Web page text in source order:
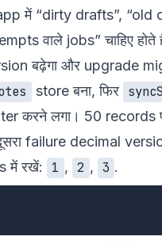
में “dirty drafts”, “old
वाले jobs” चाहिए
बढ़ेगा और upgrade
store बना, फिर
करने लगा। 50 records
failure decimal
में रखें:
1 , 2 , 3 .